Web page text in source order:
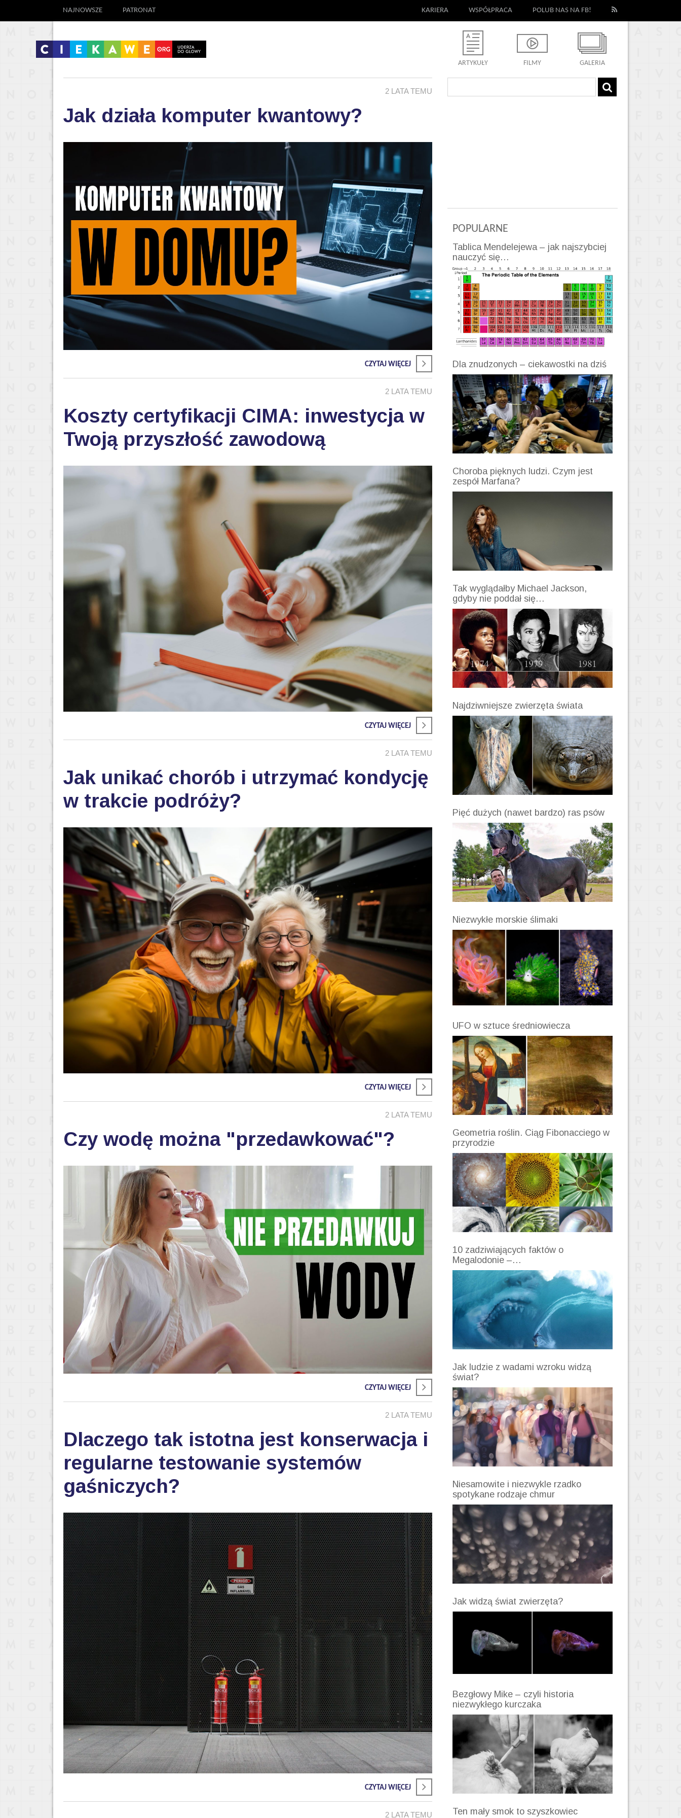
NAJNOWSZE PATRONAT KARIERA WSPÓŁPRACA POLUB NAS NA FB!
ARTYKUŁY FILMY GALERIA
2 LATA TEMU
Jak działa komputer kwantowy?
CZYTAJ WIĘCEJ
2 LATA TEMU
Koszty certyfikacji CIMA: inwestycja w
Twoją przyszłość zawodową
CZYTAJ WIĘCEJ
2 LATA TEMU
Jak unikać chorób i utrzymać kondycję
w trakcie podróży?
CZYTAJ WIĘCEJ
2 LATA TEMU
Czy wodę można "przedawkować"?
CZYTAJ WIĘCEJ
2 LATA TEMU
Dlaczego tak istotna jest konserwacja i
regularne testowanie systemów
gaśniczych?
CZYTAJ WIĘCEJ
2 LATA TEMU
POPULARNE
Tablica Mendelejewa – jak najszybciej
nauczyć się…
Dla znudzonych – ciekawostki na dziś
Choroba pięknych ludzi. Czym jest
zespół Marfana?
Tak wyglądałby Michael Jackson,
gdyby nie poddał się…
Najdziwniejsze zwierzęta świata
Pięć dużych (nawet bardzo) ras psów
Niezwykłe morskie ślimaki
UFO w sztuce średniowiecza
Geometria roślin. Ciąg Fibonacciego w
przyrodzie
10 zadziwiających faktów o
Megalodonie –…
Jak ludzie z wadami wzroku widzą
świat?
Niesamowite i niezwykle rzadko
spotykane rodzaje chmur
Jak widzą świat zwierzęta?
Bezgłowy Mike – czyli historia
niezwykłego kurczaka
Ten mały smok to szyszkowiec